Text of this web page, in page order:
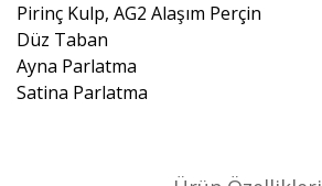
Pirinç Kulp, AG2 Alaşım Perçin
Düz Taban
Ayna Parlatma
Satina Parlatma